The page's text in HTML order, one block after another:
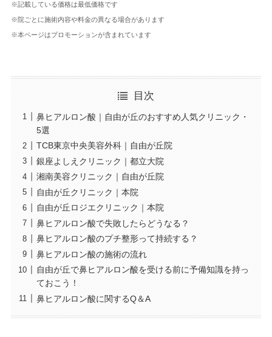
※記載している価格は最低価格です
※院ごとに施術内容や料金の異なる場合があります
※本ページはプロモーションが含まれています
目次
鼻ヒアルロン酸｜自由が丘のおすすめ人気クリニック・
5選
TCB東京中央美容外科｜自由が丘院
銀座よしえクリニック｜都立大院
湘南美容クリニック｜自由が丘院
自由が丘クリニック｜本院
自由が丘ロジエクリニック｜本院
鼻ヒアルロン酸で失敗したらどうなる？
鼻ヒアルロン酸のプチ整形って持続する？
鼻ヒアルロン酸の施術の流れ
自由が丘で鼻ヒアルロン酸を受ける前に予備知識を持っ
ておこう！
鼻ヒアルロン酸に関するQ＆A